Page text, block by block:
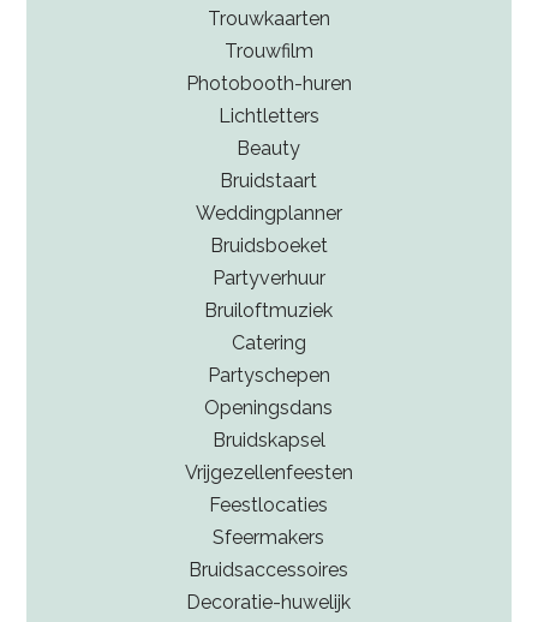
Trouwkaarten
Trouwfilm
Photobooth-huren
Lichtletters
Beauty
Bruidstaart
Weddingplanner
Bruidsboeket
Partyverhuur
Bruiloftmuziek
Catering
Partyschepen
Openingsdans
Bruidskapsel
Vrijgezellenfeesten
Feestlocaties
Sfeermakers
Bruidsaccessoires
Decoratie-huwelijk